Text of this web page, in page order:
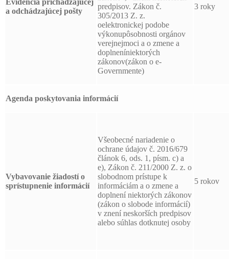
Evidencia prichádzajúcej
a odchádzajúcej pošty
predpisov. Zákon č.
305/2013 Z. z.
oelektronickej podobe
výkonupôsobnosti orgánov
verejnejmoci a o zmene a
doplneníniektorých
zákonov(zákon o e-
Governmente)
3 roky
Agenda poskytovania informácií
Vybavovanie žiadostí o
sprístupnenie informácií
Všeobecné nariadenie o
ochrane údajov č. 2016/679
článok 6, ods. 1, písm. c) a
e), Zákon č. 211/2000 Z. z. o
slobodnom prístupe k
informáciám a o zmene a
doplnení niektorých zákonov
(zákon o slobode informácií)
v znení neskorších predpisov
alebo súhlas dotknutej osoby
5 rokov